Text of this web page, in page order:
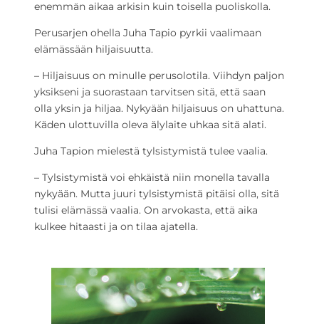
enemmän aikaa arkisin kuin toisella puoliskolla.
Perusarjen ohella Juha Tapio pyrkii vaalimaan
elämässään hiljaisuutta.
– Hiljaisuus on minulle perusolotila. Viihdyn paljon
yksikseni ja suorastaan tarvitsen sitä, että saan
olla yksin ja hiljaa. Nykyään hiljaisuus on uhattuna.
Käden ulottuvilla oleva älylaite uhkaa sitä alati.
Juha Tapion mielestä tylsistymistä tulee vaalia.
­– Tylsistymistä voi ehkäistä niin monella tavalla
nykyään. Mutta juuri tylsistymistä pitäisi olla, sitä
tulisi elämässä vaalia. On arvokasta, että aika
kulkee hitaasti ja on tilaa ajatella.